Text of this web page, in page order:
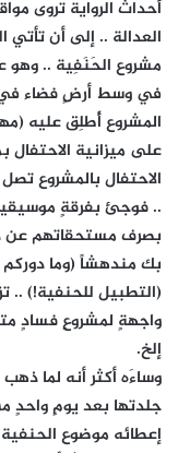
أحداث الرواية تروى
العدالة .. إلى أن تأتي
مشروع الحَنَفِية .. وهو
في وسط أرضٍ فضاء في
المشروع أُطلِق عليه
على ميزانية الاحتفال
الاحتفال بالمشروع
.. فوجئ بفرقةٍ
بصرف مستحقاتهم عن
بك مندهشاً (وما
(التطبيل للحنفية!) ..
واجهةٍ لمشروعِ فسادٍ
إلخ.
وساءَه أكثر أنه لما
جلدتها بعد يومٍ واحدٍ
إعطائه موضوع